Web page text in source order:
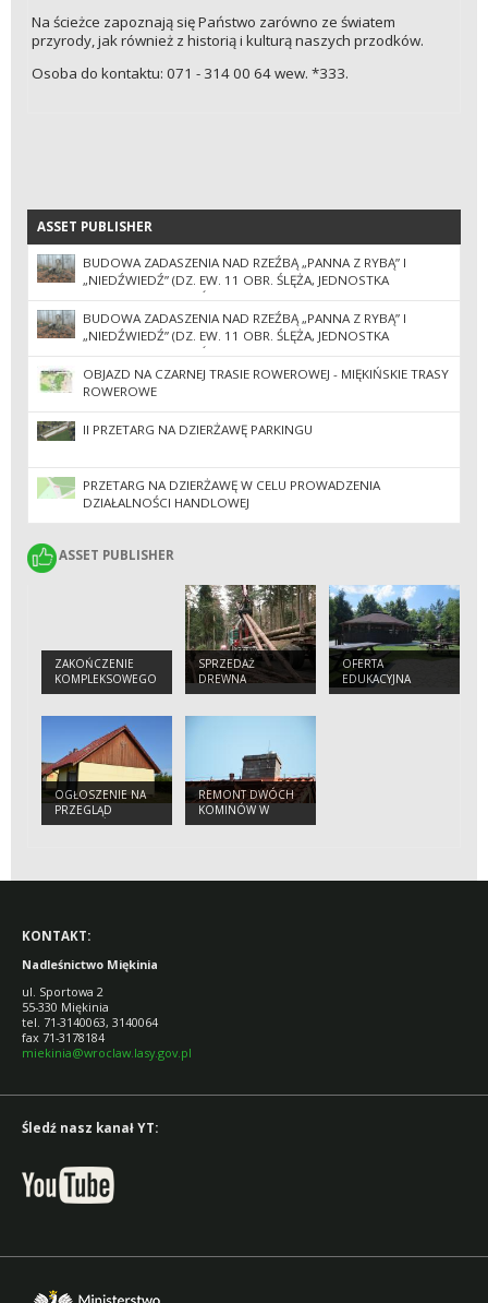
Na ścieżce zapoznają się Państwo zarówno ze światem
przyrody, jak również z historią i kulturą naszych przodków.
Osoba do kontaktu: 071 - 314 00 64 wew. *333.
ASSET PUBLISHER
ASSET PUBLISHER
BUDOWA ZADASZENIA NAD RZEŹBĄ „PANNA Z RYBĄ” I
„NIEDŹWIEDŹ” (DZ. EW. 11 OBR. ŚLĘŻA, JEDNOSTKA
EWIDENCYJNA SOBÓTKA-MIASTO) II POSTĘPOWANIE
BUDOWA ZADASZENIA NAD RZEŹBĄ „PANNA Z RYBĄ” I
„NIEDŹWIEDŹ” (DZ. EW. 11 OBR. ŚLĘŻA, JEDNOSTKA
EWIDENCYJNA SOBÓTKA-MIASTO)
OBJAZD NA CZARNEJ TRASIE ROWEROWEJ - MIĘKIŃSKIE TRASY
ROWEROWE
II PRZETARG NA DZIERŻAWĘ PARKINGU
PRZETARG NA DZIERŻAWĘ W CELU PROWADZENIA
DZIAŁALNOŚCI HANDLOWEJ
ASSET PUBLISHER
ASSET PUBLISHER
ZAKOŃCZENIE
KOMPLEKSOWEGO
PROJEKTU
GATUNKÓW I
SIEDLISK
PRZYRODNICZYCH
NA OBSZARACH
ZARZĄDZANYCH
PRZEZ PGL LASY
PAŃSTWOWE
SPRZEDAŻ
DREWNA
OFERTA
EDUKACYJNA
OGŁOSZENIE NA
PRZEGLĄD
BUDYNKÓW
REMONT DWÓCH
KOMINÓW W
BUDYNKACH
KONTAKT:
Nadleśnictwo Miękinia
ul. Sportowa 2
55-330 Miękinia
tel. 71-3140063, 3140064
fax 71-3178184
miekinia@wroclaw.lasy.gov.pl
Śledź nasz kanał YT: